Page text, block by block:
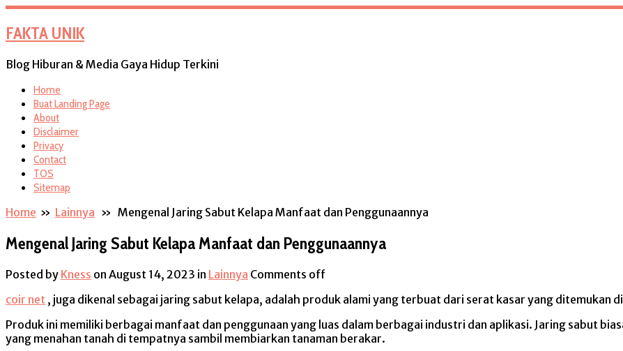
FAKTA UNIK
Blog Hiburan & Media Gaya Hidup Terkini
Home
Buat Landing Page
About
Disclaimer
Privacy
Contact
TOS
Sitemap
Home » Lainnya » Mengenal Jaring Sabut Kelapa Manfaat dan Penggunaannya
Mengenal Jaring Sabut Kelapa Manfaat dan Penggunaannya
Posted by Kness on August 14, 2023 in Lainnya Comments off
coir net , juga dikenal sebagai jaring sabut kelapa, adalah produk alami yang terbuat dari serat kasar yang ditemukan
Produk ini memiliki berbagai manfaat dan penggunaan yang luas dalam berbagai industri dan aplikasi. Jaring sabut
yang menahan tanah di tempatnya sambil membiarkan tanaman berakar.